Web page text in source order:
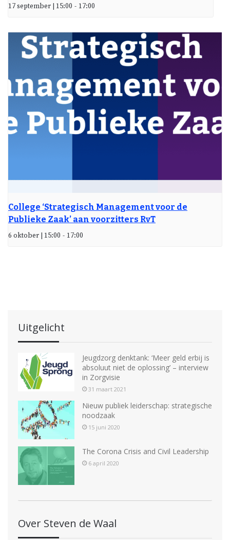
17 september | 15:00 - 17:00
College ‘Strategisch Management voor de
Publieke Zaak’ aan voorzitters RvT
6 oktober | 15:00 - 17:00
Uitgelicht
Jeugdzorg denktank: ‘Meer geld erbij is
absoluut niet de oplossing’ – interview
in Zorgvisie
31 maart 2021
Nieuw publiek leiderschap: strategische
noodzaak
15 juni 2020
The Corona Crisis and Civil Leadership
6 april 2020
Over Steven de Waal